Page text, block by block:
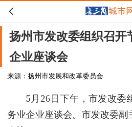

扬州市发改委组织召开
企业座谈会
来源：扬州市发展和改革委员会
5月26日下午，市发改委
务业企业座谈会。市发改委副